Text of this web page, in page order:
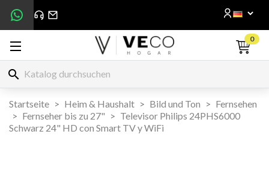
0
search
Startseite Heim & Haushalt Bild und Ton
Fernsehen
Fernseher bis zu 27"
Televisor Philips 24PHS6000
Schwarz 24" HD con Smart TV y WiFi